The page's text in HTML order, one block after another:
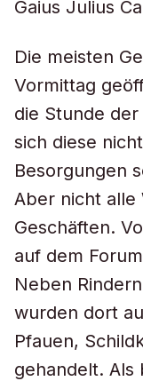
Gaius Julius
Die meisten
Vormittag
die Stunde
sich diese
Besorgungen
Aber nicht alle
Geschäften.
auf dem
Neben
wurden dort
Pfauen,
gehandelt. Als